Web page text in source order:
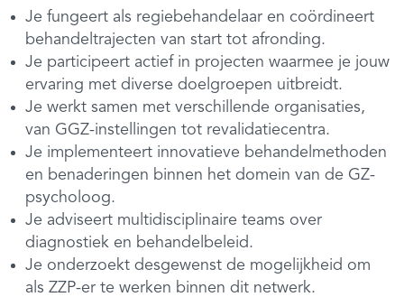
Je fungeert als regiebehandelaar en coördineert
behandeltrajecten van start tot afronding.
Je participeert actief in projecten waarmee je jouw
ervaring met diverse doelgroepen uitbreidt.
Je werkt samen met verschillende organisaties,
van GGZ-instellingen tot revalidatiecentra.
Je implementeert innovatieve behandelmethoden
en benaderingen binnen het domein van de GZ-
psycholoog.
Je adviseert multidisciplinaire teams over
diagnostiek en behandelbeleid.
Je onderzoekt desgewenst de mogelijkheid om
als ZZP-er te werken binnen dit netwerk.